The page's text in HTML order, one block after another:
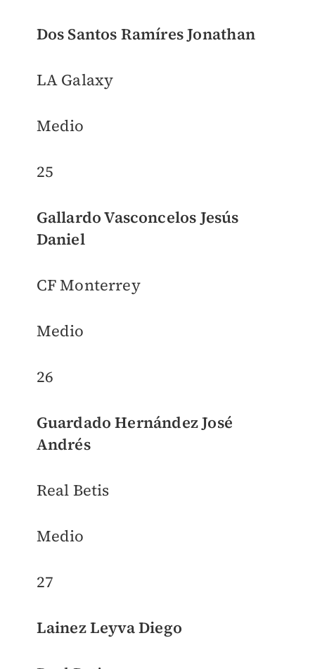
Dos Santos Ramíres Jonathan
LA Galaxy
Medio
25
Gallardo Vasconcelos Jesús
Daniel
CF Monterrey
Medio
26
Guardado Hernández José
Andrés
Real Betis
Medio
27
Lainez Leyva Diego